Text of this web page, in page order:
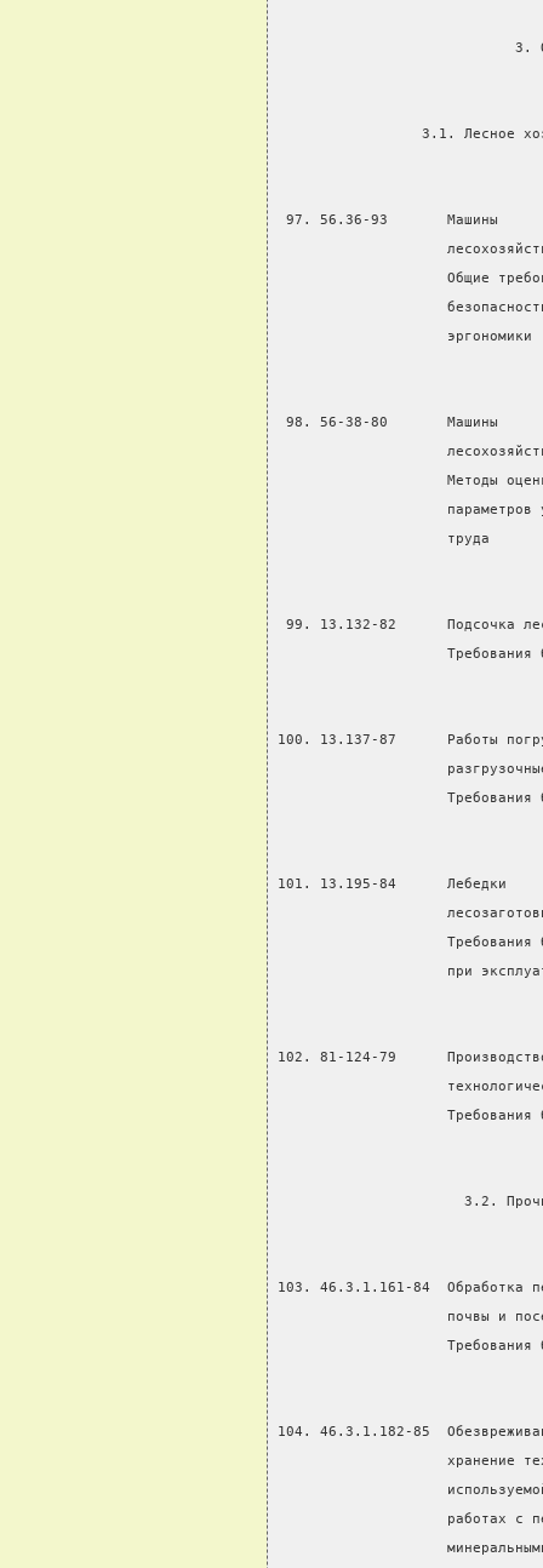
3.
3.1. Лесное
97. 56.36-93
Общие
                    эргономики
98. 56-38-80       Машины
Методы
параметров
                    труда
99. 13.132-82      Подсочка
Требования
100. 13.137-87      Работы
Требования
101. 13.195-84      Лебедки
Требования
при
102. 81-124-79
Требования
3.2.
103. 46.3.1.161-84  Обработка
почвы и
Требования
104. 46.3.1.182-85
хранение
работах с